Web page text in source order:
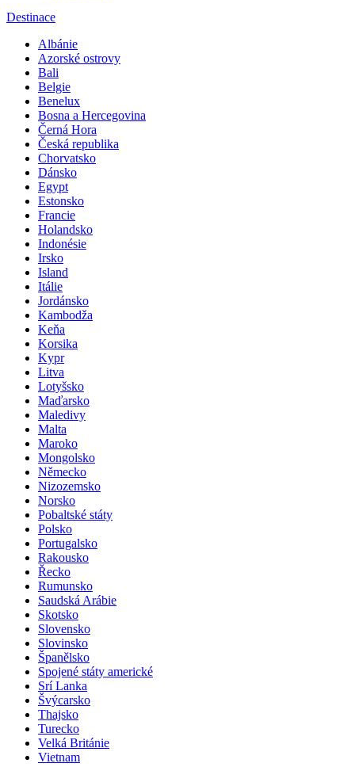
Albánie
Azorské ostrovy
Bali
Belgie
Benelux
Bosna a Hercegovina
Černá Hora
Česká republika
Chorvatsko
Dánsko
Egypt
Estonsko
Francie
Holandsko
Indonésie
Irsko
Island
Itálie
Jordánsko
Kambodža
Keňa
Korsika
Kypr
Litva
Lotyšsko
Maďarsko
Maledivy
Malta
Maroko
Mongolsko
Německo
Nizozemsko
Norsko
Pobaltské státy
Polsko
Portugalsko
Rakousko
Řecko
Rumunsko
Saudská Arábie
Skotsko
Slovensko
Slovinsko
Španělsko
Spojené státy americké
Srí Lanka
Švýcarsko
Thajsko
Turecko
Velká Británie